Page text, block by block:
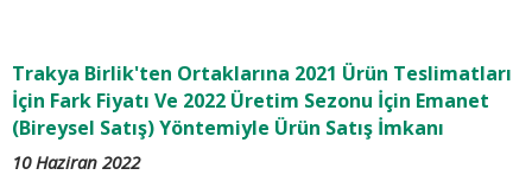
Trakya Birlik'ten Ortaklarına 2021 Ürün Teslimatları
İçin Fark Fiyatı Ve 2022 Üretim Sezonu İçin Emanet
(Bireysel Satış) Yöntemiyle Ürün Satış İmkanı
10 Haziran 2022